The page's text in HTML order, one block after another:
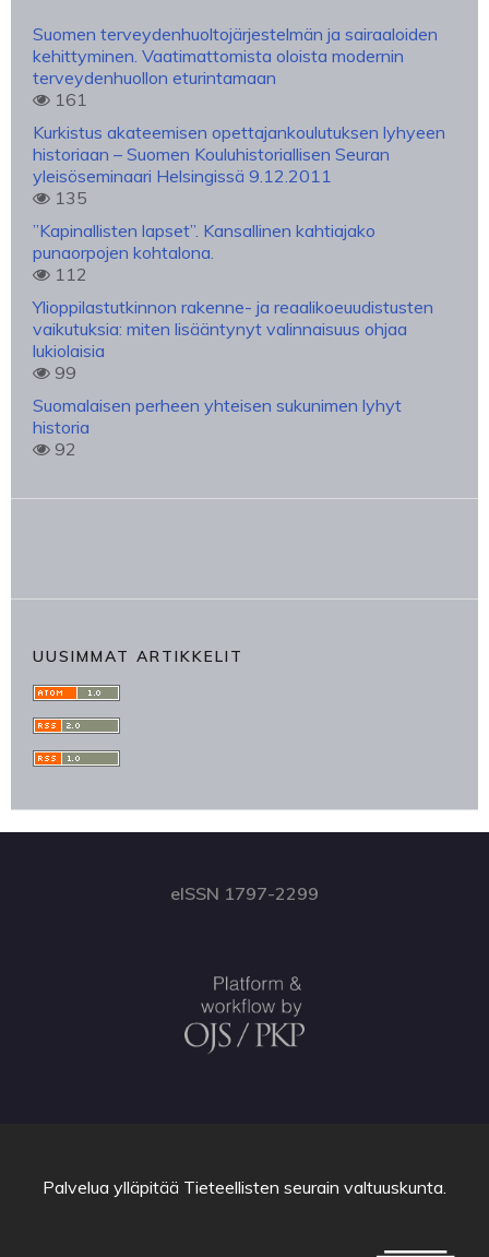
Suomen terveydenhuoltojärjestelmän ja sairaaloiden
kehittyminen. Vaatimattomista oloista modernin
terveydenhuollon eturintamaan
161
Kurkistus akateemisen opettajankoulutuksen lyhyeen
historiaan – Suomen Kouluhistoriallisen Seuran
yleisöseminaari Helsingissä 9.12.2011
135
”Kapinallisten lapset”. Kansallinen kahtiajako
punaorpojen kohtalona.
112
Ylioppilastutkinnon rakenne- ja reaalikoeuudistusten
vaikutuksia: miten lisääntynyt valinnaisuus ohjaa
lukiolaisia
99
Suomalaisen perheen yhteisen sukunimen lyhyt
historia
92
UUSIMMAT ARTIKKELIT
eISSN 1797-2299
Palvelua ylläpitää Tieteellisten seurain valtuuskunta.